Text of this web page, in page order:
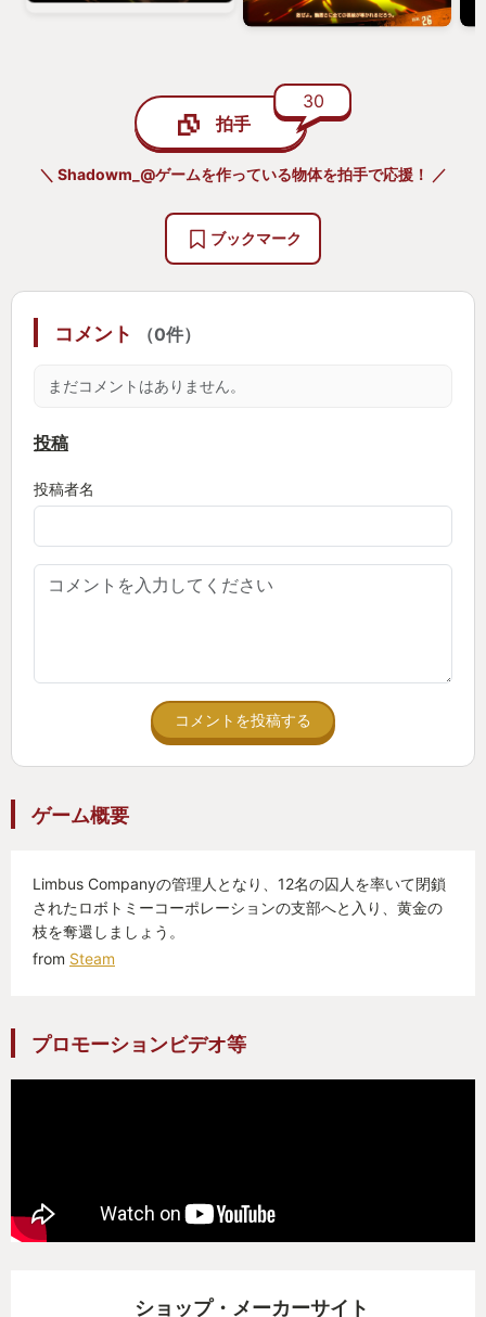
また各囚人達にはそれぞれ実は原作が存在し、
原作をリンバスカンパニー流に再解釈したお話で、
知っていても知らなくても、予想を裏切るストーリ
ーが展開されます。
ちなみに次章のお話は、芥川龍之介の『地獄変』が
原作の囚人「良秀」が主役、
地獄を描くために地獄を観るべく、実の娘を手にか
けた仏絵師のお話が原作です。
もう嫌な予感しかしないよね！！！！！！！
場所によって世界観・ルールが大きく異なり、
区画毎に過酷なルールが定められた海、
など、
全体だけでなくその場所毎の世界観も見どころの一
ゲームシステムは自陣・敵陣のキャラがそれぞれ攻
それぞれが行動に応じたコイントスを行い、それの
結果により一方的に攻撃、ダメージ量や攻撃結果が
変わるという他にない変わったバトルシステム
キャラ同士の行動順などの要素もあり、とっつきづ
理解が深まるほど攻略の幅が広がり、
強敵との戦闘で敢えて攻撃を控える事で状況を打開
できたりと突破できた時の達成感は尋常じゃああり
ら否定してしまうようなものも存在するため、まず
は敵を観察、次に状況を観察し的確な指示を出す必
ことができる…かもしれません
ただし『E.G.O.』は扱いを誤ると暴走し、敵味方を
拍手
30
＼ Shadowm_@ゲームを作っている物体を拍手で応援！ ／
ブックマーク
コメント （0件）
まだコメントはありません。
投稿
投稿者名
コメントを投稿する
ゲーム概要
Limbus Companyの管理人となり、12名の囚人を率いて閉鎖
されたロボトミーコーポレーションの支部へと入り、黄金の
枝を奪還しましょう。
from Steam
プロモーションビデオ等
ショップ・メーカーサイト